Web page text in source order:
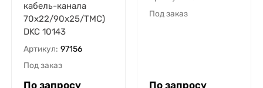
кабель-канала
70х22/90х25/TMC)
DKC 10143
Артикул: 97156
Под заказ
По запросу
Под заказ
По запросу